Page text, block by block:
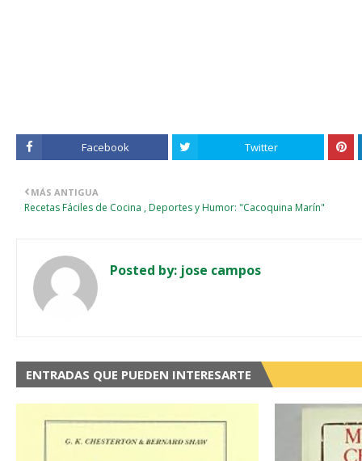
Facebook Twitter
MÁS ANTIGUA
Recetas Fáciles de Cocina , Deportes y Humor: "Cacoquina Marín"
Posted by: jose campos
ENTRADAS QUE PUEDEN INTERESARTE